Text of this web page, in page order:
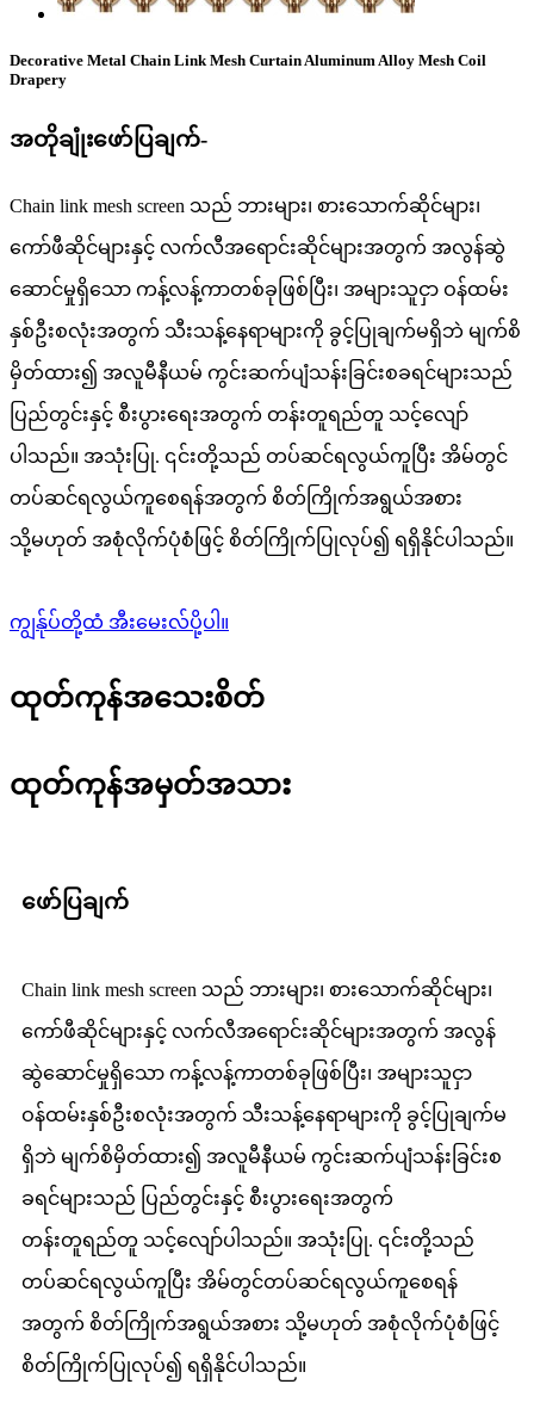
Decorative Metal Chain Link Mesh Curtain Aluminum Alloy Mesh Coil
Drapery
အတိုချုံးဖော်ပြချက်-
Chain link mesh screen သည် ဘားများ၊ စားသောက်ဆိုင်များ၊
ကော်ဖီဆိုင်များနှင့် လက်လီအရောင်းဆိုင်များအတွက် အလွန်ဆွဲ
ဆောင်မှုရှိသော ကန့်လန့်ကာတစ်ခုဖြစ်ပြီး၊ အများသူငှာ ဝန်ထမ်း
နှစ်ဦးစလုံးအတွက် သီးသန့်နေရာများကို ခွင့်ပြုချက်မရှိဘဲ မျက်စိ
မှိတ်ထား၍ အလူမီနီယမ် ကွင်းဆက်ပျံသန်းခြင်းစခရင်များသည်
ပြည်တွင်းနှင့် စီးပွားရေးအတွက် တန်းတူရည်တူ သင့်လျော်
ပါသည်။ အသုံးပြု. ၎င်းတို့သည် တပ်ဆင်ရလွယ်ကူပြီး အိမ်တွင်
တပ်ဆင်ရလွယ်ကူစေရန်အတွက် စိတ်ကြိုက်အရွယ်အစား
သို့မဟုတ် အစုံလိုက်ပုံစံဖြင့် စိတ်ကြိုက်ပြုလုပ်၍ ရရှိနိုင်ပါသည်။
ကျွန်ုပ်တို့ထံ အီးမေးလ်ပို့ပါ။
ထုတ်ကုန်အသေးစိတ်
ထုတ်ကုန်အမှတ်အသား
ဖော်ပြချက်
Chain link mesh screen သည် ဘားများ၊ စားသောက်ဆိုင်များ၊
ကော်ဖီဆိုင်များနှင့် လက်လီအရောင်းဆိုင်များအတွက် အလွန်
ဆွဲဆောင်မှုရှိသော ကန့်လန့်ကာတစ်ခုဖြစ်ပြီး၊ အများသူငှာ
ဝန်ထမ်းနှစ်ဦးစလုံးအတွက် သီးသန့်နေရာများကို ခွင့်ပြုချက်မ
ရှိဘဲ မျက်စိမှိတ်ထား၍ အလူမီနီယမ် ကွင်းဆက်ပျံသန်းခြင်းစ
ခရင်များသည် ပြည်တွင်းနှင့် စီးပွားရေးအတွက်
တန်းတူရည်တူ သင့်လျော်ပါသည်။ အသုံးပြု. ၎င်းတို့သည်
တပ်ဆင်ရလွယ်ကူပြီး အိမ်တွင်တပ်ဆင်ရလွယ်ကူစေရန်
အတွက် စိတ်ကြိုက်အရွယ်အစား သို့မဟုတ် အစုံလိုက်ပုံစံဖြင့်
စိတ်ကြိုက်ပြုလုပ်၍ ရရှိနိုင်ပါသည်။